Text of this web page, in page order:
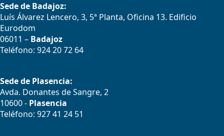
Sede de Badajoz:
Luís Álvarez Lencero, 3, 5ª Planta, Oficina 13. Edificio
Eurodom
06011 – Badajoz
Teléfono: 924 20 72 64
Sede de Plasencia:
Avda. Donantes de Sangre, 2
10600 - Plasencia
Teléfono: 927 41 24 51